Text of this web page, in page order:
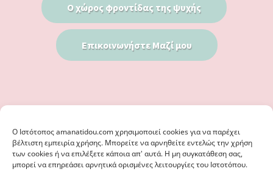
Ο Iστότοπος amanatidou.com χρησιμοποιεί cookies για να παρέχει
βέλτιστη εμπειρία χρήσης. Μπορείτε να αρνηθείτε εντελώς την χρήση
των cookies ή να επιλέξετε κάποια απ' αυτά. Η μη συγκατάθεση σας,
μπορεί να επηρεάσει αρνητικά ορισμένες λειτουργίες του Ιστοτόπου.
Ο χώρος φροντίδας της ψυχής
Επικοινωνήστε Μαζί μου